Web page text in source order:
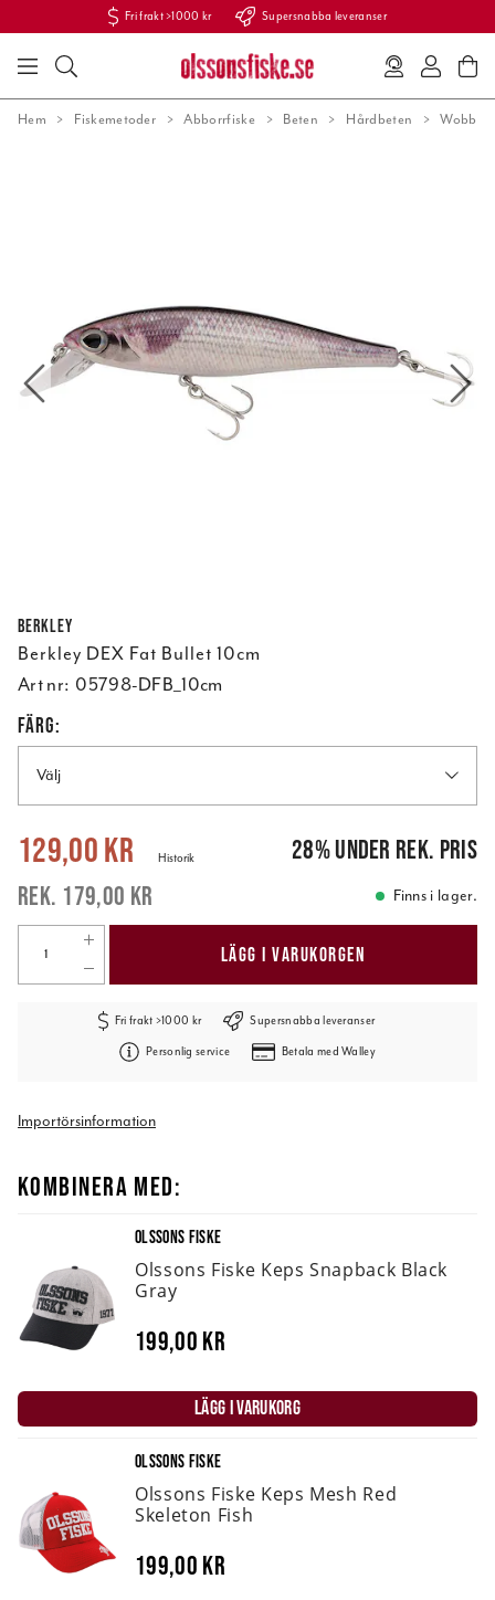
Fri frakt >1000 kr Supersnabba leveranser
Hem Fiskemetoder Abborrfiske Beten Hårdbeten
Berkley
Berkley DEX Fat Bullet 10cm
Art nr: 05798-DFB_10cm
FÄRG:
Välj
Nuvarande pris:129,00 kr 179,00 kr
129,00 kr
179,00 kr
Historik 28%under rek. pris
Finns i lager.
LÄGG I VARUKORGEN
Fri frakt >1000 kr Supersnabba leveranser
Personlig service Betala med Walley
Importörsinformation
KOMBINERA MED:
OLSSONS FISKE
Olssons Fiske Keps Snapback Black
Gray
199,00 kr
LÄGG I VARUKORG
OLSSONS FISKE
Olssons Fiske Keps Mesh Red
Skeleton Fish
199,00 kr